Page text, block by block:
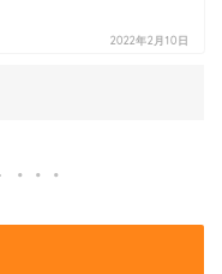
2022年2月10日